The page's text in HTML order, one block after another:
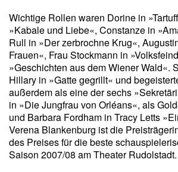
Wichtige Rollen waren Dorine in
»Kabale und Liebe«, Constanze in
Rull in »Der zerbrochne Krug«,
Frauen«, Frau Stockmann in
»Geschichten aus dem Wiener Wald«.
Hillary in »Gatte gegrillt« und
außerdem als eine der sechs
in »Die Jungfrau von Orléans«, als
und Barbara Fordham in Tracy Letts
Verena Blankenburg ist die
des Preises für die beste
Saison 2007/08 am Theater Rudolstadt.